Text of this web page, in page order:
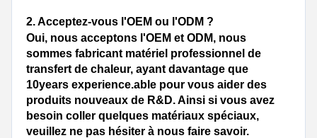
2. Acceptez-vous l'OEM ou l'ODM ?
Oui, nous acceptons l'OEM et ODM, nous
sommes fabricant matériel professionnel de
transfert de chaleur, ayant davantage que
10years experience.able pour vous aider des
produits nouveaux de R&D. Ainsi si vous avez
besoin coller quelques matériaux spéciaux,
veuillez ne pas hésiter à nous faire savoir.